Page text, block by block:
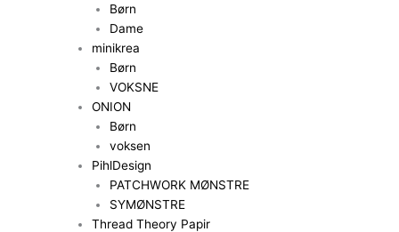
Børn
Dame
minikrea
Børn
VOKSNE
ONION
Børn
voksen
PihlDesign
PATCHWORK MØNSTRE
SYMØNSTRE
Thread Theory Papir